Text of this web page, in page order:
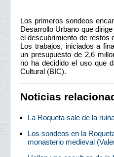
Los primeros sondeos
Desarrollo Urbano que
el descubrimiento de restos
Los trabajos, iniciados a
un presupuesto de 2,6
no ha decidido el uso que
Cultural (BIC).
Noticias
La Roqueta sale de la
Los sondeos en la
monasterio medieval